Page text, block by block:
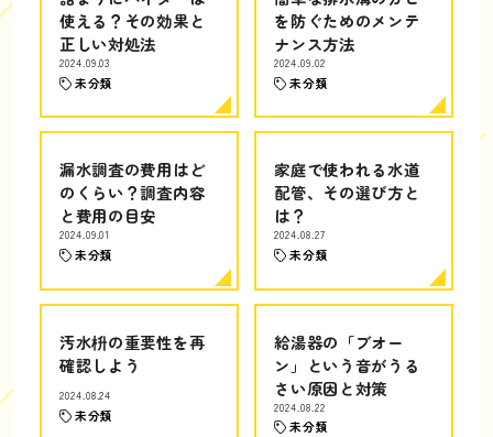
使える？その効果と
正しい対処法
2024.09.03
未分類
を防ぐためのメンテ
ナンス方法
2024.09.02
未分類
漏水調査の費用はど
のくらい？調査内容
と費用の目安
2024.09.01
未分類
家庭で使われる水道
配管、その選び方と
は？
2024.08.27
未分類
汚水枡の重要性を再
確認しよう
2024.08.24
未分類
給湯器の「ブオー
ン」という音がうる
さい原因と対策
2024.08.22
未分類